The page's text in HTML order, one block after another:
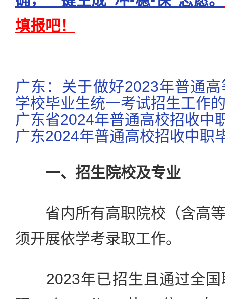
填报吧！
广东：关于做好2023年普通
学校毕业生统一考试招生工作
广东省2024年普通高校招收中
广东2024年普通高校招收中职
一、招生院校及专业
省内所有高职院校（含高等
须开展依学考录取工作。
2023年已招生且通过全国